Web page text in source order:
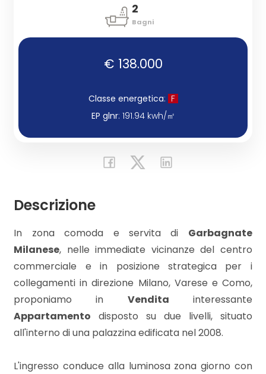
2
Bagni
€ 138.000
Classe energetica: F
EP glnr: 191.94 kwh/㎡
Descrizione
In zona comoda e servita di Garbagnate
Milanese, nelle immediate vicinanze del centro
commerciale e in posizione strategica per i
collegamenti in direzione Milano, Varese e Como,
proponiamo in Vendita interessante
Appartamento disposto su due livelli, situato
all'interno di una palazzina edificata nel 2008.
L'ingresso conduce alla luminosa zona giorno con
Totale